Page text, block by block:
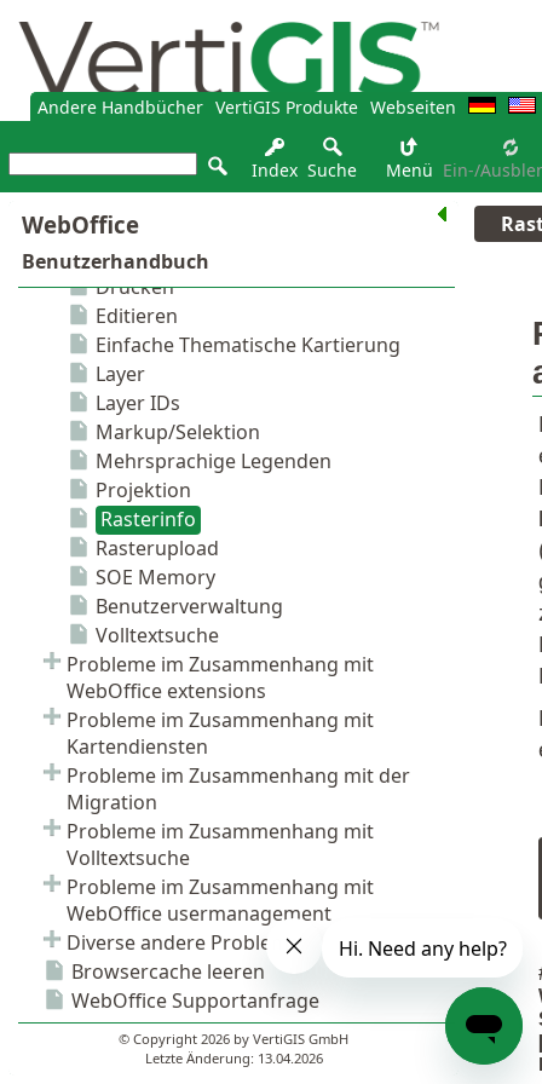
Andere Handbücher VertiGIS Produkte Webseiten
Index Suche Menü Ein-/